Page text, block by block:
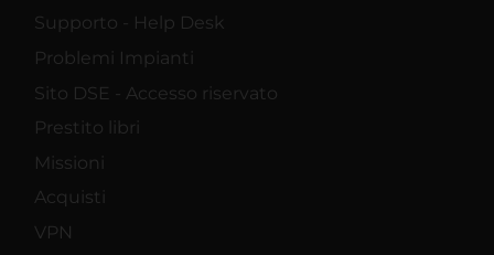
Supporto - Help Desk
Problemi Impianti
Sito DSE - Accesso riservato
Prestito libri
Missioni
Acquisti
VPN